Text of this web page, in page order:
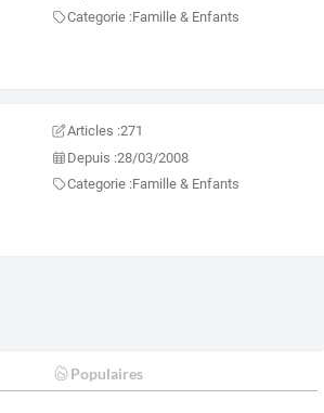
Categorie :Famille & Enfants
Articles :271
Depuis :28/03/2008
Categorie :Famille & Enfants
Populaires